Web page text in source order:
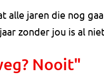
alle jaren die nog
zonder jou is al
Nooit"